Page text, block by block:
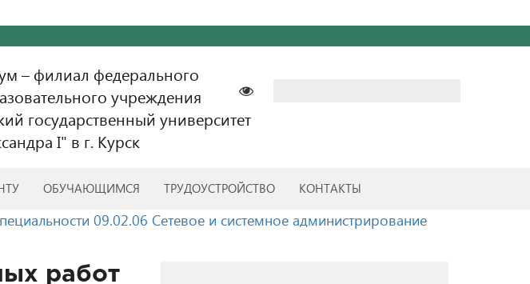
– филиал федерального
учреждения
государственный университет
I" в г. Курск
ОБУЧАЮЩИМСЯ ТРУДОУСТРОЙСТВО КОНТАКТЫ
09.02.06 Сетевое и системное администрирование
работ